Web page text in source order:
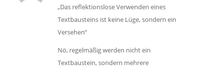
„Das reflektionslose Verwenden eines
Textbausteins ist keine Lüge, sondern ein
Versehen“
Nö, regelmäßig werden nicht ein
Textbaustein, sondern mehrere